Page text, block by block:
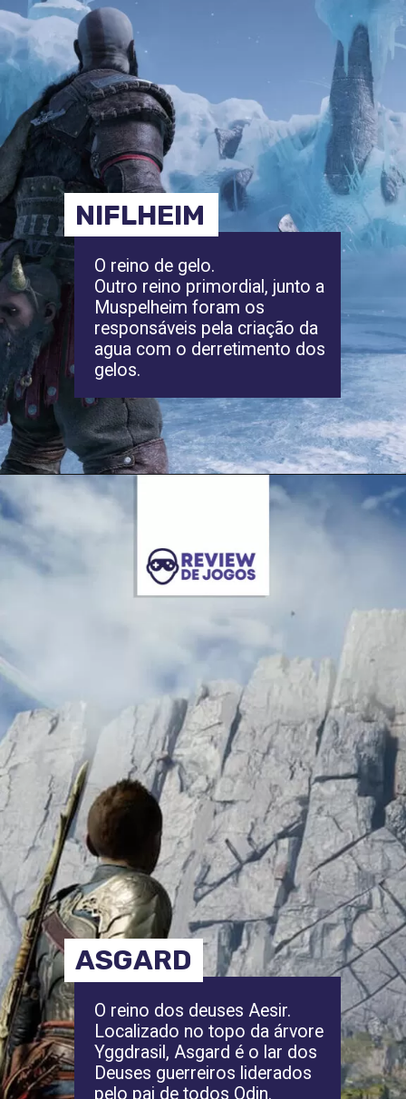
O reino de gelo.
Outro reino primordial, junto a
Muspelheim foram os
responsáveis pela criação da
agua com o derretimento dos
gelos.
NIFLHEIM
O reino dos deuses Aesir.
Localizado no topo da árvore
Yggdrasil, Asgard é o lar dos
Deuses guerreiros liderados
pelo pai de todos Odin.
ASGARD